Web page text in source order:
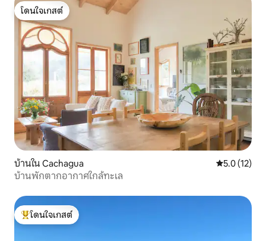
โดนใจเกสต์
โดนใจเกสต์
บ้านใน Cachagua คะแนนเฉลี่ย
5.0 (12)
บ้านพักตากอากาศใกล้ทะเล
โดนใจเกสต์ที่สุด
โดนใจเกสต์